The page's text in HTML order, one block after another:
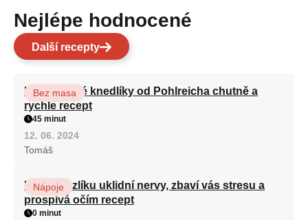
Nejlépe hodnocené
Další recepty
Karlovarské knedlíky od Pohlreicha chutně a
rychle recept
Bez masa
45 minut
12. 06. 2024
Tomáš
Kořen kozlíku uklidní nervy, zbaví vás stresu a
prospívá očím recept
Nápoje
0 minut